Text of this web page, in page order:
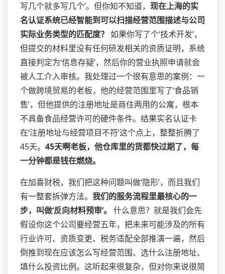
写几个就多写几个’。但你知不知道， 现在上海的实
名认证系统已经智能到可以扫描经营范围描述与公司
实际业务类型的匹配度？ 如果你写了个‘技术开发’，
但提交的材料里没有任何研发相关的资质证明，系统
直接判定为‘信息存疑’，然后你的营业执照申请就会
被人工介入审核。我处理过一个很有意思的案例：一
个做跨境贸易的老板，他的经营范围里写了‘食品销
售’，但他提供的注册地址是商住两用的公寓，根本
不具备食品经营许可的硬件条件。结果实名认证卡
在‘注册地址与经营项目不符’这个点上，整整折腾了
45天。 45天啊老板，他仓库里的货都快过期了，每
一分钟都是钱在燃烧。
在加喜财税，我们把这种问题叫做‘隐形’，而且我们
有一整套拆弹方法。 我们的服务流程里最核心的一
步，叫做‘反向材料预审’。 什么意思？就是我们会先
假设你这个公司要经营五年，把未来可能涉及的所有
行业许可、资质变更、税务适配全部推演一遍，然后
倒推到现在应该怎么写经营范围、选什么注册地址、
填什么投资比例。这听起来很复杂，但对你来说很简